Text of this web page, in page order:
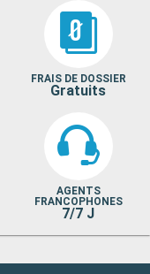
FRAIS DE DOSSIER
Gratuits
AGENTS
FRANCOPHONES
7/7 J